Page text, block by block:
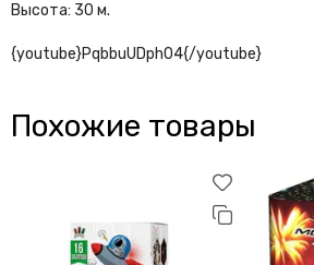
Высота: 30 м.
{youtube}PqbbuUDph04{/youtube}
Похожие товары